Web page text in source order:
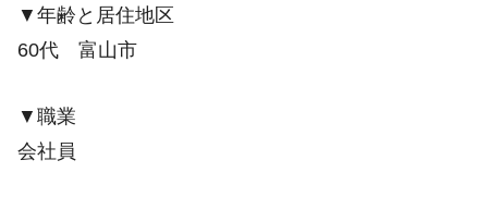
▼年齢と居住地区
60代 富山市
▼職業
会社員